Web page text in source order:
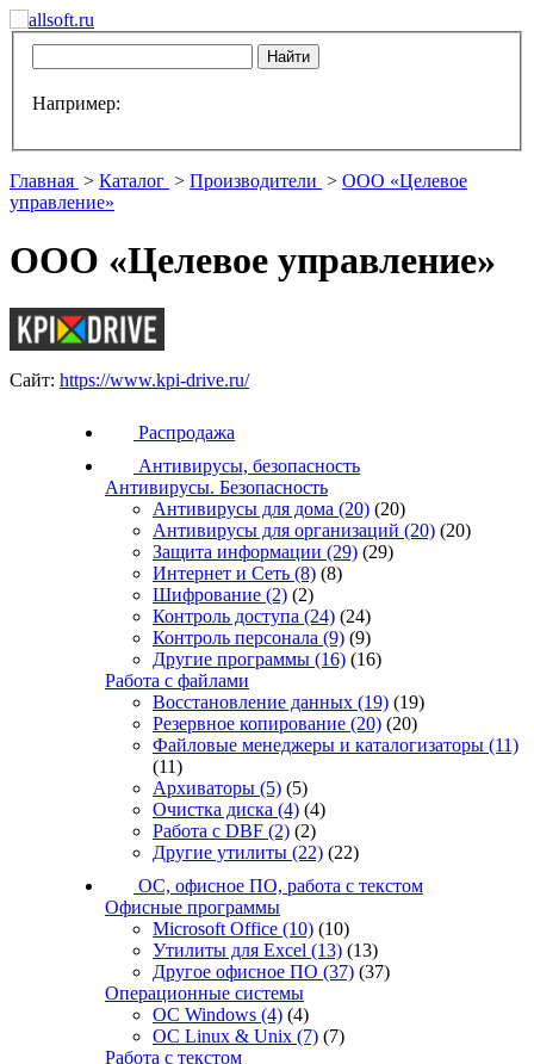
Например:
Главная > Каталог > Производители > ООО «Целевое
управление»
ООО «Целевое управление»
Сайт: https://www.kpi-drive.ru/
Распродажа
Антивирусы, безопасность
Антивирусы. Безопасность
Антивирусы для дома (20) (20)
Антивирусы для организаций (20) (20)
Защита информации (29) (29)
Интернет и Сеть (8) (8)
Шифрование (2) (2)
Контроль доступа (24) (24)
Контроль персонала (9) (9)
Другие программы (16) (16)
Работа с файлами
Восстановление данных (19) (19)
Резервное копирование (20) (20)
Файловые менеджеры и каталогизаторы (11)
(11)
Архиваторы (5) (5)
Очистка диска (4) (4)
Работа с DBF (2) (2)
Другие утилиты (22) (22)
ОС, офисное ПО, работа с текстом
Офисные программы
Microsoft Office (10) (10)
Утилиты для Excel (13) (13)
Другое офисное ПО (37) (37)
Операционные системы
ОС Windows (4) (4)
ОС Linux & Unix (7) (7)
Работа с текстом